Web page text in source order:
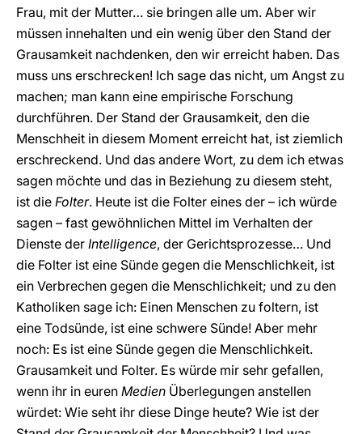
Frau, mit der Mutter… sie bringen alle um. Aber wir
müssen innehalten und ein wenig über den Stand der
Grausamkeit nachdenken, den wir erreicht haben. Das
muss uns erschrecken! Ich sage das nicht, um Angst zu
machen; man kann eine empirische Forschung
durchführen. Der Stand der Grausamkeit, den die
Menschheit in diesem Moment erreicht hat, ist ziemlich
erschreckend. Und das andere Wort, zu dem ich etwas
sagen möchte und das in Beziehung zu diesem steht,
ist die Folter. Heute ist die Folter eines der – ich würde
sagen – fast gewöhnlichen Mittel im Verhalten der
Dienste der Intelligence, der Gerichtsprozesse… Und
die Folter ist eine Sünde gegen die Menschlichkeit, ist
ein Verbrechen gegen die Menschlichkeit; und zu den
Katholiken sage ich: Einen Menschen zu foltern, ist
eine Todsünde, ist eine schwere Sünde! Aber mehr
noch: Es ist eine Sünde gegen die Menschlichkeit.
Grausamkeit und Folter. Es würde mir sehr gefallen,
wenn ihr in euren Medien Überlegungen anstellen
würdet: Wie seht ihr diese Dinge heute? Wie ist der